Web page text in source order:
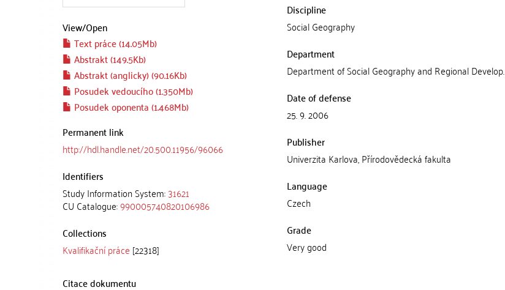
View/Open
Text práce (14.05Mb)
Abstrakt (149.5Kb)
Abstrakt (anglicky) (90.16Kb)
Posudek vedoucího (1.350Mb)
Posudek oponenta (1.468Mb)
Permanent link
http://hdl.handle.net/20.500.11956/96066
Identifiers
Study Information System:31621
CU Catalogue:990005740820106986
Collections
Kvalifikační práce [22318]
Discipline
Social Geography
Department
Department of Social Geography and Regional Develop.
Date of defense
25. 9. 2006
Publisher
Univerzita Karlova, Přírodovědecká fakulta
Language
Czech
Grade
Very good
Citace dokumentu